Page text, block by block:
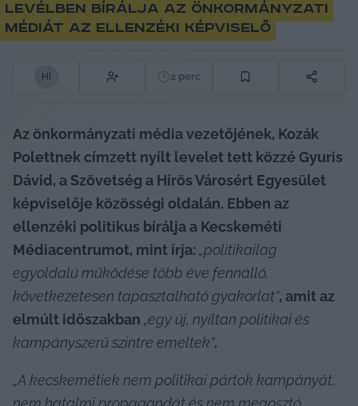
levélben bírálja az önkormányzati
médiát az ellenzéki képviselő
HI 2 perc
Az önkormányzati média vezetőjének, Kozák
Polettnek címzett nyílt levelet tett közzé Gyuris
Dávid, a Szövetség a Hírös Városért Egyesület
képviselője közösségi oldalán. Ebben az
ellenzéki politikus bírálja a Kecskeméti
Médiacentrumot, mint írja: „politikailag
egyoldalú működése több éve fennálló,
következetesen tapasztalható gyakorlat”, amit az
elmúlt időszakban „egy új, nyíltan politikai és
kampányszerű szintre emeltek”.
„A kecskemétiek nem politikai pártok kampányát,